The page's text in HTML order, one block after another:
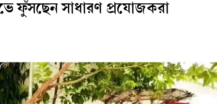
ফুঁসছেন সাধারণ প্রযোজকরা